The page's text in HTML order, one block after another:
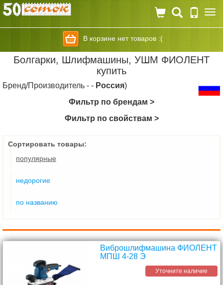
В корзине нет товаров :(
Болгарки, Шлифмашины, УШМ ФИОЛЕНТ
купить
Бренд/Производитель - - Россия)
Фильтр по брендам >
Фильтр по свойствам >
Сортировать товары:
популярные
недорогие
по названию
Виброшлифмашина ФИОЛЕНТ
МПШ 4-28 Э
Уточните наличие